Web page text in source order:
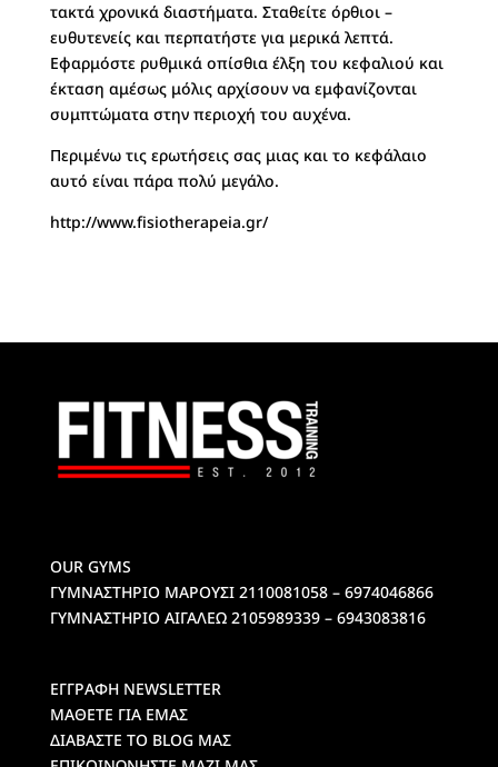
τακτά χρονικά διαστήματα. Σταθείτε όρθιοι –
ευθυτενείς και περπατήστε για μερικά λεπτά.
Εφαρμόστε ρυθμικά οπίσθια έλξη του κεφαλιού και
έκταση αμέσως μόλις αρχίσουν να εμφανίζονται
συμπτώματα στην περιοχή του αυχένα.
Περιμένω τις ερωτήσεις σας μιας και το κεφάλαιο
αυτό είναι πάρα πολύ μεγάλο.
http://www.fisiotherapeia.gr/
OUR GYMS
ΓΥΜΝΑΣΤΗΡΙΟ ΜΑΡΟΥΣΙ2110081058 – 6974046866
ΓΥΜΝΑΣΤΗΡΙΟ ΑΙΓΑΛΕΩ2105989339 – 6943083816
ΕΓΓΡΑΦΗ NEWSLETTER
ΜΑΘΕΤΕ ΓΙΑ ΕΜΑΣ
ΔΙΑΒΑΣΤΕ ΤΟ BLOG ΜΑΣ